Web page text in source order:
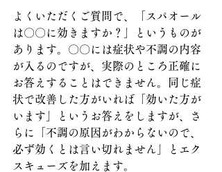
よくいただくご質問で、「スパオール
は〇〇に効きますか？」というものが
あります。〇〇には症状や不調の内容
が入るのですが、実際のところ正確に
お答えすることはできません。同じ症
状で改善した方がいれば「効いた方が
います」というお答えをしますが、さ
らに「不調の原因がわからないので、
必ず効くとは言い切れません」とエク
スキューズを加えます。